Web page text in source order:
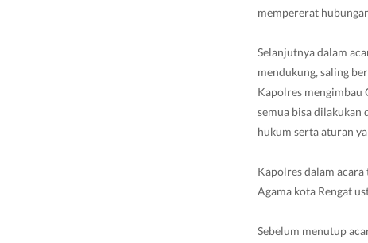
mempererat
Selanjutnya dalam
mendukung, saling
Kapolres mengimbau
semua bisa dilakukan
hukum serta aturan
Kapolres dalam
Agama kota Rengat
Sebelum menutup